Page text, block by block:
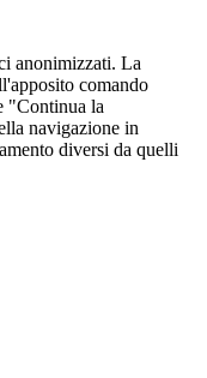
anonimizzati. La
comando
"Continua la
navigazione in
diversi da quelli